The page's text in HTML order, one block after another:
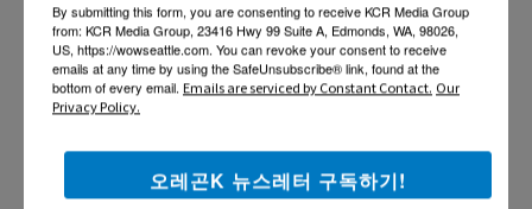
By submitting this form, you are consenting to receive KCR Media Group
from: KCR Media Group, 23416 Hwy 99 Suite A, Edmonds, WA, 98026,
US, https://wowseattle.com. You can revoke your consent to receive
emails at any time by using the SafeUnsubscribe® link, found at the
bottom of every email. Emails are serviced by Constant Contact. Our
Privacy Policy.
오레곤K 뉴스레터 구독하기!